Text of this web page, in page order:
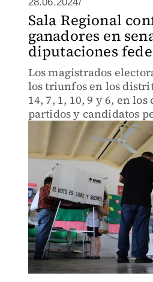
Sala Regional
ganadores en
diputaciones
Los magistrados
los triunfos en los
14, 7, 1, 10, 9 y 6, en
partidos y candidatos
alegaron una serie de